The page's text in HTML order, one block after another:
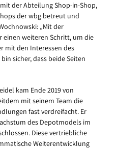
der Abteilung Shop-in-Shop,
der wbg betreut und
„Mit der
weiteren Schritt, um die
mit den Interessen des
sicher, dass beide Seiten
kam Ende 2019 von
mit seinem Team die
fast verdreifacht. Er
des Depotmodels im
Diese vertriebliche
Weiterentwicklung